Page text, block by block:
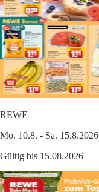
REWE
Mo. 10.8. - Sa. 15.8.2026
Gültig bis 15.08.2026